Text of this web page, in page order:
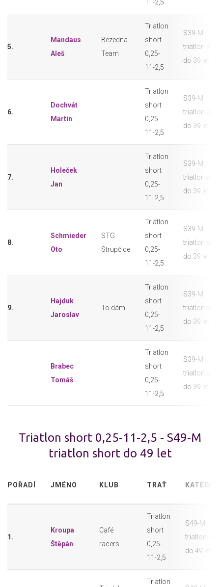
11-2,5
5.
Mandaus
Aleš
Bezedna
Team
Triatlon
short
0,25-
11-2,5
S39-M
triatlon
do 39 let
6.
Dochvát
Martin
Triatlon
short
0,25-
11-2,5
S39-M
triatlon
do 39 let
7.
Holeček
Jan
Triatlon
short
0,25-
11-2,5
S39-M
triatlon
do 39 let
8.
Schmieder
Oto
STG
Strupčice
Triatlon
short
0,25-
11-2,5
S39-M
triatlon
do 39 let
9.
Hajduk
Jaroslav
To dám
Triatlon
short
0,25-
11-2,5
S39-M
triatlon
do 39 let
Brabec
Tomáš
Triatlon
short
0,25-
11-2,5
S39-M
triatlon
do 39 let
Triatlon short 0,25-11-2,5 - S49-M
triatlon short do 49 let
POŘADÍ JMÉNO KLUB TRAŤ
1.
Kroupa
Štěpán
Café
racers
Triatlon
short
0,25-
11-2,5
S49-M
triatlon
do 49 let
Triatlon